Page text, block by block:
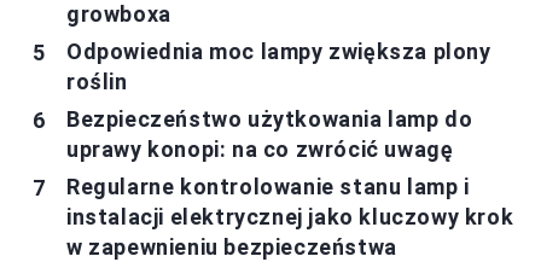
growboxa
Odpowiednia moc lampy zwiększa plony
roślin
Bezpieczeństwo użytkowania lamp do
uprawy konopi: na co zwrócić uwagę
Regularne kontrolowanie stanu lamp i
instalacji elektrycznej jako kluczowy krok
w zapewnieniu bezpieczeństwa